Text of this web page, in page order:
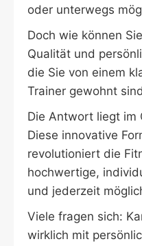
oder unterwegs
Doch wie können
Qualität und
die Sie von einem
Trainer gewohnt
Die Antwort liegt im
Diese innovative
revolutioniert die
hochwertige,
und jederzeit
Viele fragen sich:
wirklich mit